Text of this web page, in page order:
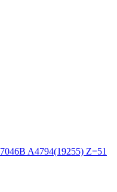
A4794(19255) Z=51